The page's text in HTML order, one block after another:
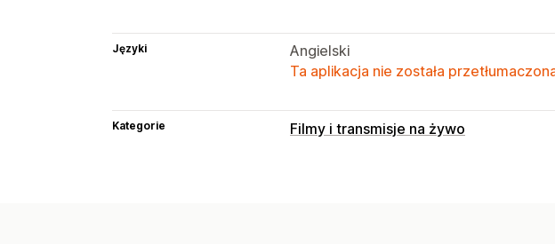
Języki
Angielski
Ta aplikacja nie została
Kategorie Filmy i transmisje na żywo